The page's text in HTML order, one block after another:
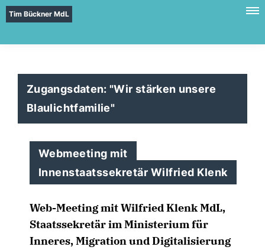
Tim Bückner MdL
Zugangsdaten: "Wir stärken unsere
Blaulichtfamilie"
Webmeeting mit
Innenstaatssekretär Wilfried Klenk
Web-Meeting mit Wilfried Klenk MdL,
Staatssekretär im Ministerium für
Inneres, Migration und Digitalisierung